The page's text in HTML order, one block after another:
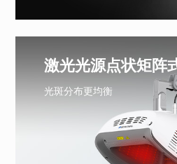
激光光源点状矩阵
光斑分布更均衡